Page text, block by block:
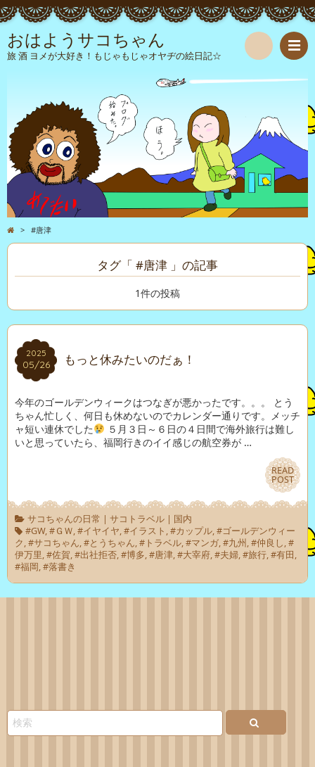
おはようサコちゃん
旅 酒 ヨメが大好き！もじゃもじゃオヤヂの絵日記☆
> #唐津
タグ「 #唐津 」の記事
1件の投稿
2025
05/26
2025
05/26 もっと休みたいのだぁ！
今年のゴールデンウィークはつなぎが悪かったです。。。 とう
ちゃん忙しく、何日も休めないのでカレンダー通りです。メッチ
ャ短い連休でした
５月３日～６日の４日間で海外旅行は難し
いと思っていたら、福岡行きのイイ感じの航空券が …
READ
POST
READ
POST
サコちゃんの日常 | サコトラベル| 国内
#GW,#ＧＷ,#イヤイヤ,#イラスト ,#カップル,#ゴールデンウィー
ク,#サコちゃん,#とうちゃん,#トラベル,#マンガ,#九州 ,#仲良し,#
伊万里,#佐賀,#出社拒否,#博多,#唐津,#大宰府,#夫婦,#旅行,#有田,
#福岡,#落書き